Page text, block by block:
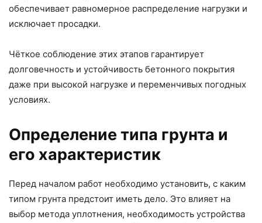
обеспечивает равномерное распределение нагрузки и
исключает просадки.
Чёткое соблюдение этих этапов гарантирует
долговечность и устойчивость бетонного покрытия
даже при высокой нагрузке и переменчивых погодных
условиях.
Определение типа грунта и
его характеристик
Перед началом работ необходимо установить, с каким
типом грунта предстоит иметь дело. Это влияет на
выбор метода уплотнения, необходимость устройства